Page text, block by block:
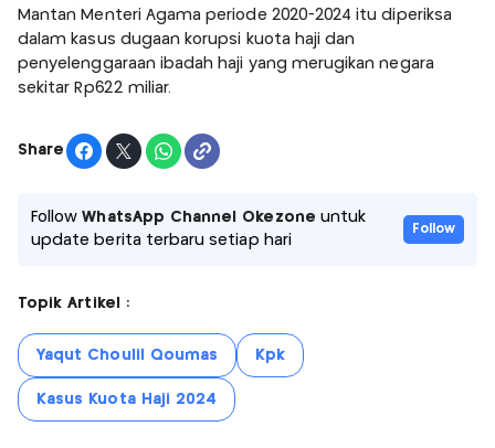
Mantan Menteri Agama periode 2020-2024 itu diperiksa
dalam kasus dugaan korupsi kuota haji dan
penyelenggaraan ibadah haji yang merugikan negara
sekitar Rp622 miliar.
Share
FollowWhatsApp Channel Okezone untuk
update berita terbaru setiap hari
Follow
Topik Artikel :
Yaqut Choulil Qoumas Kpk
Kasus Kuota Haji 2024